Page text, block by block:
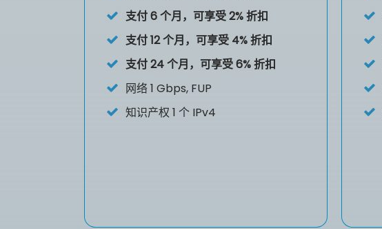
支付 6 个月，可享受 2% 折扣
支付 12 个月，可享受 4% 折扣
支付 24 个月，可享受 6% 折扣
网络 1 Gbps, FUP
知识产权1 个 IPv4